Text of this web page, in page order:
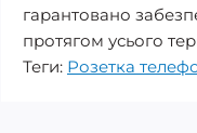
гарантовано
протягом усього
Теги: Розетка